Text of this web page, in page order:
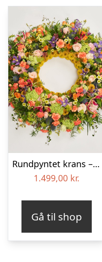
Rundpyntet krans – Et farverigt farvel
1.499,00 kr.
Gå til shop